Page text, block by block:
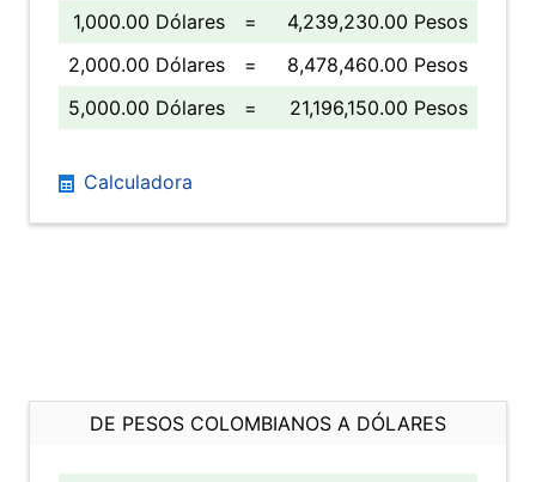
1,000.00 Dólares
=
4,239,230.00 Pesos
2,000.00 Dólares
=
8,478,460.00 Pesos
5,000.00 Dólares
= 21,196,150.00 Pesos
Calculadora
DE PESOS COLOMBIANOS A DÓLARES